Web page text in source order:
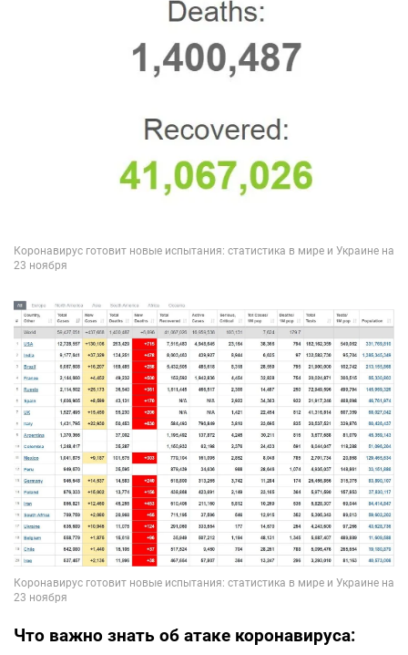
Что важно знать об атаке коронавируса: